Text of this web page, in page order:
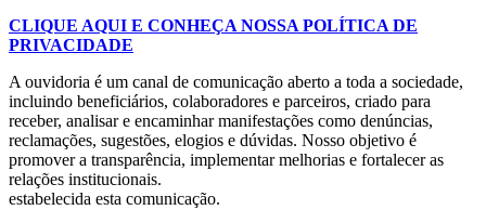
CLIQUE AQUI E CONHEÇA NOSSA POLÍTICA DE
PRIVACIDADE
A ouvidoria é um canal de comunicação aberto a toda a sociedade,
incluindo beneficiários, colaboradores e parceiros, criado para
receber, analisar e encaminhar manifestações como denúncias,
reclamações, sugestões, elogios e dúvidas. Nosso objetivo é
promover a transparência, implementar melhorias e fortalecer as
relações institucionais.
estabelecida esta comunicação.